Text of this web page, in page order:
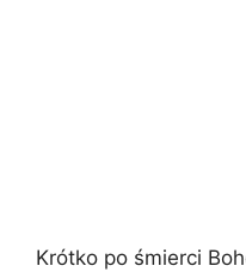
Krótko po śmierci